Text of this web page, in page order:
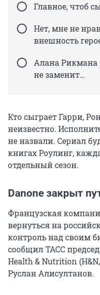
Главное, чтоб
Нет, мне не
внешность
Алана Рикмана
не заменит…
Кто сыграет Гарри,
неизвестно.
не назвали. Сериал
книгах Роулинг,
отдельный сезон.
Danone закрыт
Французская
вернуться на
контроль над своим
сообщил ТАСС
Health & Nutrition
Руслан Алисултанов.